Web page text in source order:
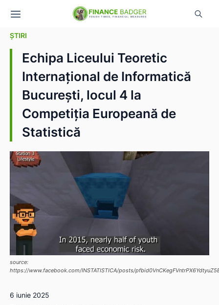
ȘTIRI
Echipa Liceului Teoretic
Internațional de Informatică
București, locul 4 la
Competiția Europeană de
Statistică
source:
https://www.facebook.com/INSTATISTICA/posts/
6 iunie 2025